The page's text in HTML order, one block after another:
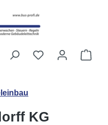
Masz 0
KG